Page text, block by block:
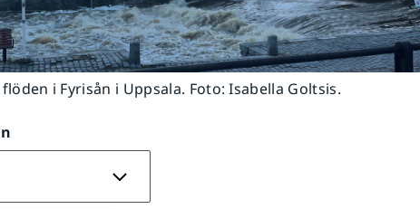
i Fyrisån i Uppsala. Foto: Isabella Goltsis.